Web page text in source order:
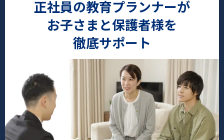
正社員の教育プランナーが
お子さまと保護者様を
徹底サポート